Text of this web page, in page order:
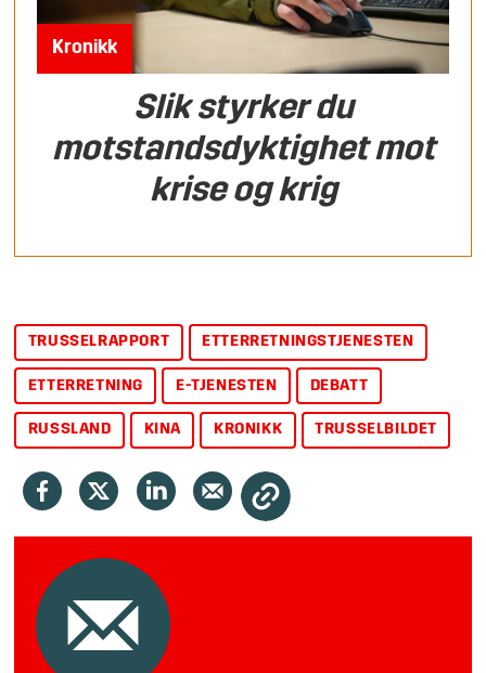
Kronikk
Slik styrker du
motstandsdyktighet mot
krise og krig
TRUSSELRAPPORT ETTERRETNINGSTJENESTEN
ETTERRETNING E-TJENESTEN DEBATT
RUSSLAND KINA KRONIKK TRUSSELBILDET